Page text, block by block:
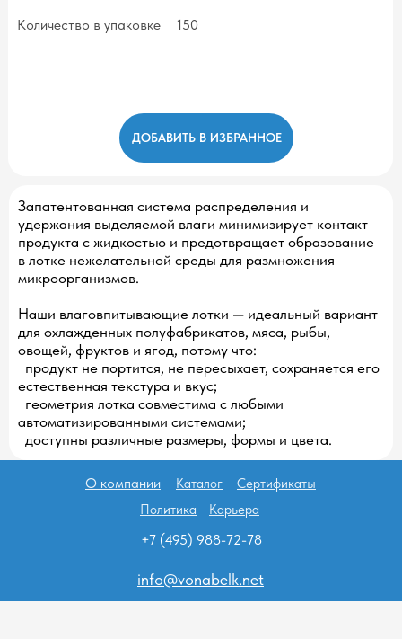
ДОБАВИТЬ В ИЗБРАННОЕ
Запатентованная система распределения и
удержания выделяемой влаги минимизирует контакт
продукта с жидкостью и предотвращает образование
в лотке нежелательной среды для размножения
микроорганизмов.
Наши влаговпитывающие лотки — идеальный вариант
для охлажденных полуфабрикатов, мяса, рыбы,
овощей, фруктов и ягод, потому что:
продукт не портится, не пересыхает, сохраняется его
естественная текстура и вкус;
геометрия лотка совместима с любыми
автоматизированными системами;
доступны различные размеры, формы и цвета.
Количество в упаковке
150
О компании
Карьера
Сертификаты
Каталог
Политика
+7 (495) 988-72-78
info@vonabelk.net